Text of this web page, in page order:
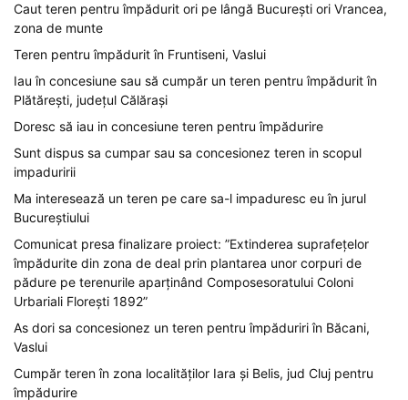
Caut teren pentru împădurit ori pe lângă București ori Vrancea,
zona de munte
Teren pentru împădurit în Fruntiseni, Vaslui
Iau în concesiune sau să cumpăr un teren pentru împădurit în
Plătărești, județul Călărași
Doresc să iau in concesiune teren pentru împădurire
Sunt dispus sa cumpar sau sa concesionez teren in scopul
impaduririi
Ma interesează un teren pe care sa-l impaduresc eu în jurul
Bucureștiului
Comunicat presa finalizare proiect: ”Extinderea suprafețelor
împădurite din zona de deal prin plantarea unor corpuri de
pădure pe terenurile aparținând Composesoratului Coloni
Urbariali Florești 1892”
As dori sa concesionez un teren pentru împăduriri în Băcani,
Vaslui
Cumpăr teren în zona localităților Iara și Belis, jud Cluj pentru
împădurire